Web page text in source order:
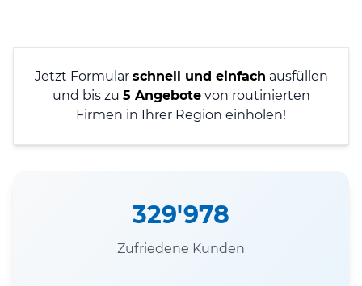
Jetzt Formular schnell und einfach ausfüllen
und bis zu 5 Angebotevon routinierten
Firmen in Ihrer Region einholen!
329'978
Zufriedene Kunden